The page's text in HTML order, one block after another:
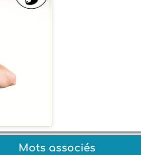
Mots associés